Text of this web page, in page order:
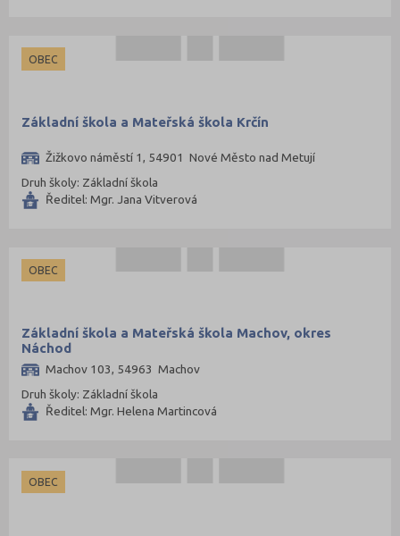
OBEC
Základní škola a Mateřská škola Krčín
Žižkovo náměstí 1, 54901 Nové Město nad Metují
Druh školy: Základní škola
Ředitel: Mgr. Jana Vitverová
OBEC
Základní škola a Mateřská škola Machov, okres
Náchod
Machov 103, 54963 Machov
Druh školy: Základní škola
Ředitel: Mgr. Helena Martincová
OBEC